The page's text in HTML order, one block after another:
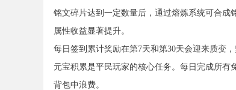
铭文碎片达到一定数量后，通过熔炼系统可合成
属性收益显著提升。
每日签到累计奖励在第7天和第30天会迎来质变
元宝积累是平民玩家的核心任务。每日完成所
背包中浪费。